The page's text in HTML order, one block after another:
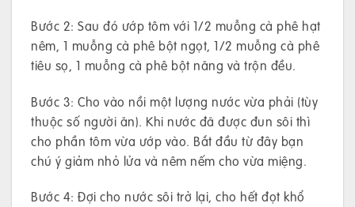
Bước 2: Sau đó ướp tôm với 1/2 muỗng cà phê hạt
nêm, 1 muỗng cà phê bột ngọt, 1/2 muỗng cà phê
tiêu sọ, 1 muỗng cà phê bột năng và trộn đều.
Bước 3: Cho vào nồi một lượng nước vừa phải (tùy
thuộc số người ăn). Khi nước đã được đun sôi thì
cho phần tôm vừa ướp vào. Bắt đầu từ đây bạn
chú ý giảm nhỏ lửa và nêm nếm cho vừa miệng.
Bước 4: Đợi cho nước sôi trở lại, cho hết đọt khổ